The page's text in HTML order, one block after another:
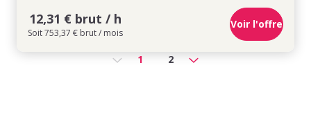
12,31 € brut / h
Soit 753,37 € brut / mois
Voir l'offre
1 2